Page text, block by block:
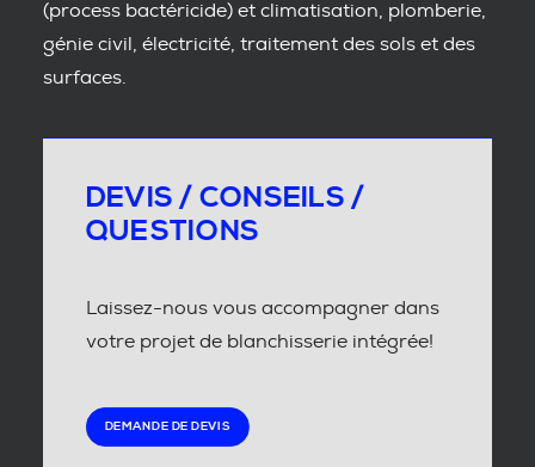
(process bactéricide) et climatisation, plomberie,
génie civil, électricité, traitement des sols et des
surfaces.
DEVIS / CONSEILS /
QUESTIONS
Laissez-nous vous accompagner dans
votre projet de blanchisserie intégrée!
DEMANDE DE DEVIS